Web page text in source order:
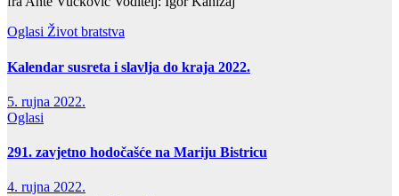
Oglasi Život bratstva
Kalendar susreta i slavlja do kraja 2022.
5. rujna 2022.
Oglasi
291. zavjetno hodočašće na Mariju Bistricu
4. rujna 2022.